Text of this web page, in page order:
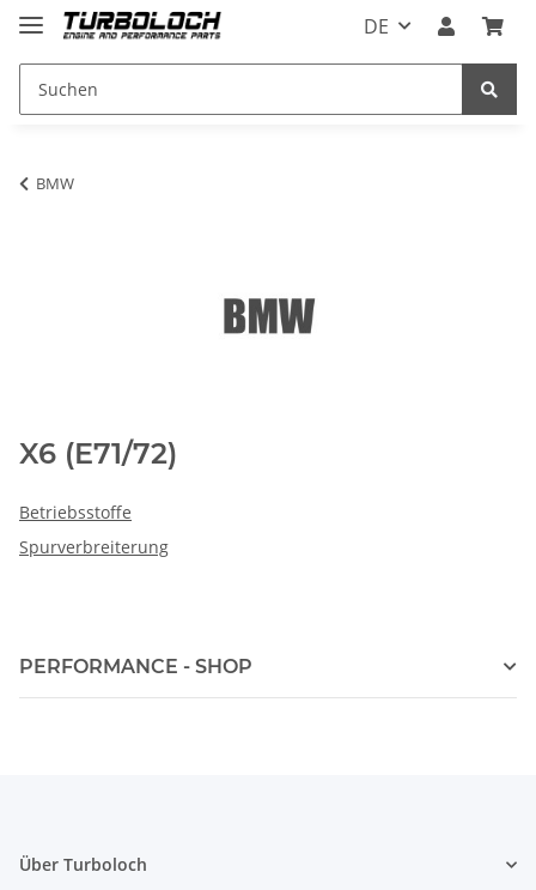
DE
BMW
X6 (E71/72)
Betriebsstoffe
Spurverbreiterung
PERFORMANCE - SHOP
Über Turboloch